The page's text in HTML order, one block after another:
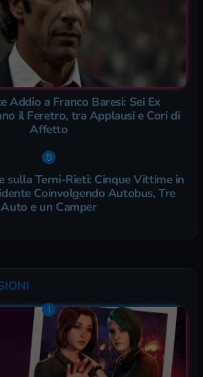
Addio a Franco Baresi: Sei Ex
il Feretro, tra Applausi e Cori di
Affetto
sulla Terni-Rieti: Cinque Vittime in
Coinvolgendo Autobus, Tre
Auto e un Camper